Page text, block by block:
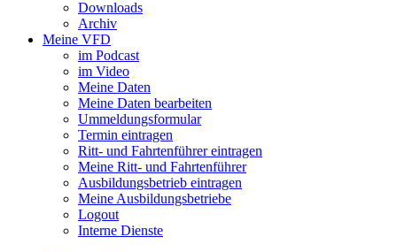
Downloads
Archiv
Meine VFD
im Podcast
im Video
Meine Daten
Meine Daten bearbeiten
Ummeldungsformular
Termin eintragen
Ritt- und Fahrtenführer eintragen
Meine Ritt- und Fahrtenführer
Ausbildungsbetrieb eintragen
Meine Ausbildungsbetriebe
Logout
Interne Dienste